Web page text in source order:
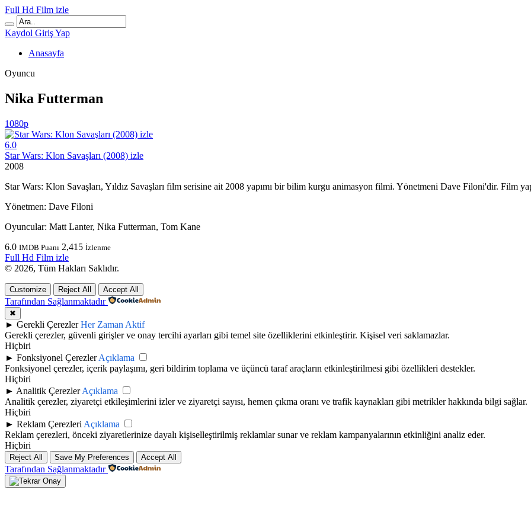
Full Hd Film izle
Kaydol Giriş Yap
Anasayfa
Oyuncu
Nika Futterman
1080p
6.0
Star Wars: Klon Savaşları (2008) izle
2008
Star Wars: Klon Savaşları, Yıldız Savaşları film serisine ait 2008 yapımı bir bilim kurgu animasyon filmi. Yönetmeni Dave Filoni'dir. Film
Yönetmen: Dave Filoni
Oyuncular: Matt Lanter, Nika Futterman, Tom Kane
6.0 IMDB Puanı 2,415 İzlenme
Full Hd Film izle
© 2026, Tüm Hakları Saklıdır.
Customize Reject All Accept All
Tarafından Sağlanmaktadır
✖
► Gerekli Çerezler Her Zaman Aktif
Gerekli çerezler, güvenli girişler ve onay tercihi ayarları gibi temel site özelliklerini etkinleştirir. Kişisel veri saklamazlar.
Hiçbiri
► Fonksiyonel Çerezler Açıklama
Fonksiyonel çerezler, içerik paylaşımı, geri bildirim toplama ve üçüncü taraf araçların etkinleştirilmesi gibi özellikleri destekler.
Hiçbiri
► Analitik Çerezler Açıklama
Analitik çerezler, ziyaretçi etkileşimlerini izler ve ziyaretçi sayısı, hemen çıkma oranı ve trafik kaynakları gibi metrikler hakkında bilgi sağlar.
Hiçbiri
► Reklam Çerezleri Açıklama
Reklam çerezleri, önceki ziyaretlerinize dayalı kişiselleştirilmiş reklamlar sunar ve reklam kampanyalarının etkinliğini analiz eder.
Hiçbiri
Reject All Save My Preferences Accept All
Tarafından Sağlanmaktadır